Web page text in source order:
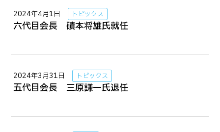
2024年4月1日 トピックス
六代目会長 磧本将雄氏就任
2024年3月31日 トピックス
五代目会長 三原謙一氏退任